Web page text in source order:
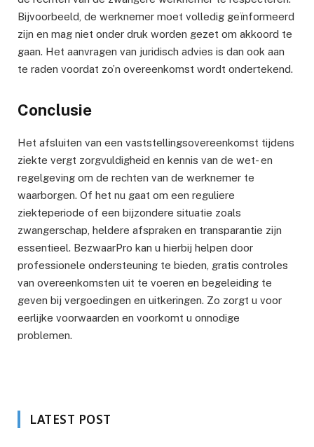
Bijvoorbeeld, de werknemer moet volledig geïnformeerd
zijn en mag niet onder druk worden gezet om akkoord te
gaan. Het aanvragen van juridisch advies is dan ook aan
te raden voordat zo’n overeenkomst wordt ondertekend.
Conclusie
Het afsluiten van een vaststellingsovereenkomst tijdens
ziekte vergt zorgvuldigheid en kennis van de wet- en
regelgeving om de rechten van de werknemer te
waarborgen. Of het nu gaat om een reguliere
ziekteperiode of een bijzondere situatie zoals
zwangerschap, heldere afspraken en transparantie zijn
essentieel. BezwaarPro kan u hierbij helpen door
professionele ondersteuning te bieden, gratis controles
van overeenkomsten uit te voeren en begeleiding te
geven bij vergoedingen en uitkeringen. Zo zorgt u voor
eerlijke voorwaarden en voorkomt u onnodige
problemen.
LATEST POST